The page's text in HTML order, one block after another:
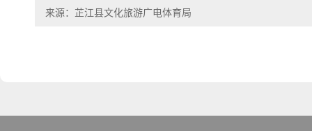
来源：芷江县文化旅游广电体育局